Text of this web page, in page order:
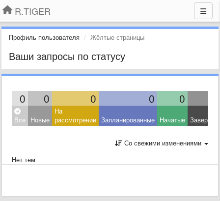
R.TIGER
Профиль пользователя Жёлтые страницы
Ваши запросы по статусу
0 0 0 0 0
Все Новые
На
рассмотрении Запланированные Начатые
Со свежими изменениями
Нет тем